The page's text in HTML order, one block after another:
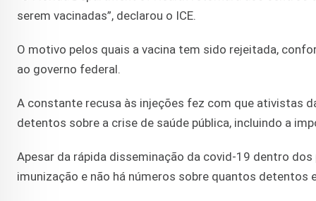
serem vacinadas”, declarou o ICE.
O motivo pelos quais a vacina tem sido rejeitada,
ao governo federal.
A constante recusa às injeções fez com que ativistas
detentos sobre a crise de saúde pública, incluindo a
Apesar da rápida disseminação da covid-19 dentro
imunização e não há números sobre quantos detentos